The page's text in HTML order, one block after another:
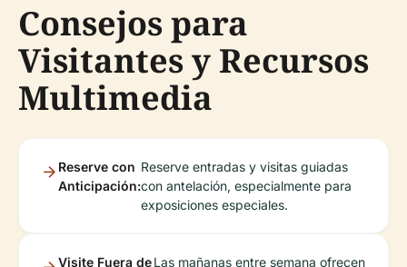
Consejos para
Visitantes y Recursos
Multimedia
Reserve con
Anticipación:
Reserve entradas y visitas guiadas
con antelación, especialmente para
exposiciones especiales.
Visite Fuera deLas mañanas entre semana ofrecen